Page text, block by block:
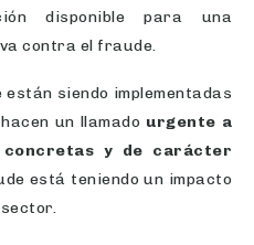
disponible para una
contra el fraude.
siendo implementadas
un llamado urgente a
concretas y de carácter
está teniendo un impacto